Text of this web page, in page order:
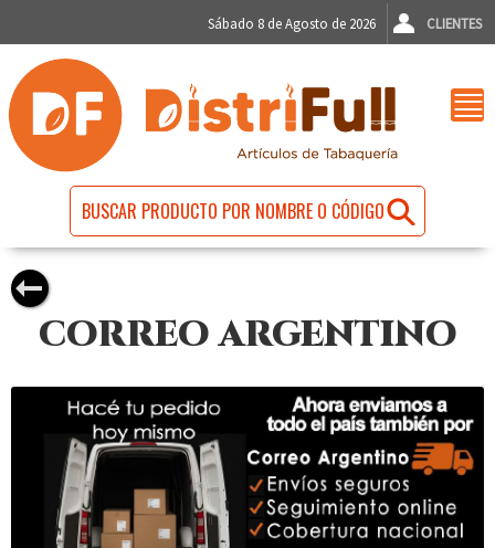
Sábado 8 de Agosto de 2026 CLIENTES
CORREO ARGENTINO